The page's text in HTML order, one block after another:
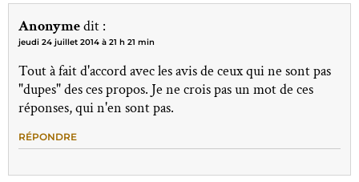
Anonymedit :
jeudi 24 juillet 2014 à 21 h 21 min
Tout à fait d'accord avec les avis de ceux qui ne sont pas
"dupes" des ces propos. Je ne crois pas un mot de ces
réponses, qui n'en sont pas.
RÉPONDRE